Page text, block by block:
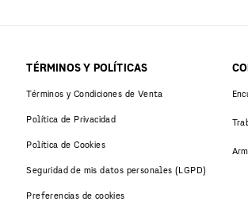
TÉRMINOS Y POLÍTICAS
Términos y Condiciones de Venta
Política de Privacidad
Política de Cookies
Seguridad de mis datos personales (LGPD)
Preferencias de cookies